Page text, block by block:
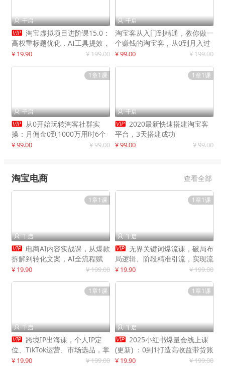
 千启
 淘宝虚拟项目进阶课15.0：
高权重标题优化，AI工具提效，
自动盈利模式搭建
¥ 19.90 ¥ 199.00
 千启
淘宝客从入门到精通，教你做一
个赚钱的淘宝客，从0到月入过
万
¥ 99.00 ¥ 199.00
1章1课
 千启
 从0开始玩转淘客社群实
操：月佣金0到1000万用时6个
月
¥ 99.00 ¥ 99.00
1章1课
 千启
 2020最新快速搭建淘宝客
平台，3天搭建成功
¥ 99.00 ¥ 99.00
淘宝电商 查看全部
1章1课
 千启
 电商AI内容实战课，从爆款
拆解到转化文案，AI全流程赋
能，解放人力，单月节省内容成
¥ 19.90 ¥ 199.00
1章1课
 千启
 无界关键词爆流课，破局布
局逻辑、阶段精准引流，实现流
量翻倍，店铺业绩增长50%+
¥ 19.90 ¥ 199.00
1章1课
 千启
 跨境IP出海课，个人IP定
位、TikTok运营、市场选品，掌
握核心闭环，实现月入1万美金
¥ 19.90 ¥ 199.00
1章1课
 千启
 2025小红书爆量会线上课
(更新) ：0到1打造高收益带货账
号，靠小红书带货年入100w？
¥ 19.90 ¥ 199.00